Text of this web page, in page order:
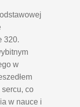
320.
w
co
w nauce i